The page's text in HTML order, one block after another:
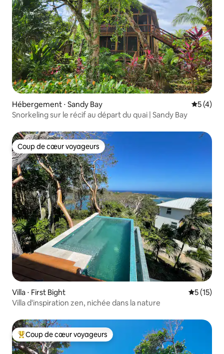
Hébergement ⋅ Sandy Bay
5 (4)
Snorkeling sur le récif au départ du quai | Sandy Bay
Coup de cœur voyageurs
Coup de cœur voyageurs
Villa ⋅ First Bight
5 (15)
Villa d'inspiration zen, nichée dans la nature
Coups de cœur voyageurs les plus appréciés
Coup de cœur voyageurs